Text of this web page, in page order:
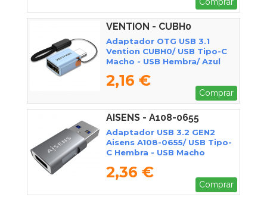
VENTION - CUBH0
Adaptador OTG USB 3.1
Vention CUBH0/ USB Tipo-C
Macho - USB Hembra/ Azul
2,16 €
Comprar
AISENS - A108-0655
Adaptador USB 3.2 GEN2
Aisens A108-0655/ USB Tipo-
C Hembra - USB Macho
2,36 €
Comprar